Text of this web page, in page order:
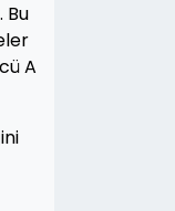
Bu
A